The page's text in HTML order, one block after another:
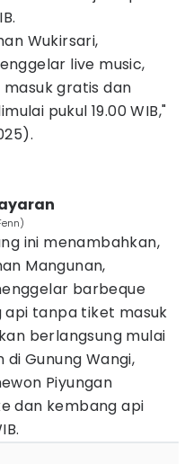
Wukirsari,
live music,
gratis dan
pukul 19.00 WIB,"
ini menambahkan,
Mangunan,
barbeque
api tanpa tiket masuk
berlangsung mulai
di Gunung Wangi,
Piyungan
dan kembang api